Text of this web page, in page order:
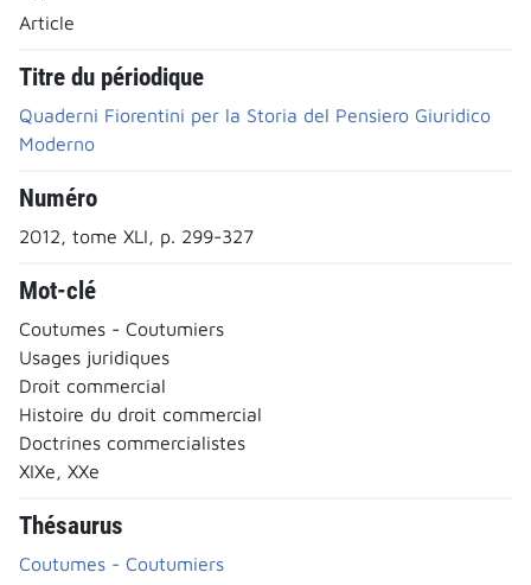
Article
Titre du périodique
Quaderni Fiorentini per la Storia del Pensiero Giuridico
Moderno
Numéro
2012, tome XLI, p. 299-327
Mot-clé
Coutumes - Coutumiers
Usages juridiques
Droit commercial
Histoire du droit commercial
Doctrines commercialistes
XIXe, XXe
Thésaurus
Coutumes - Coutumiers